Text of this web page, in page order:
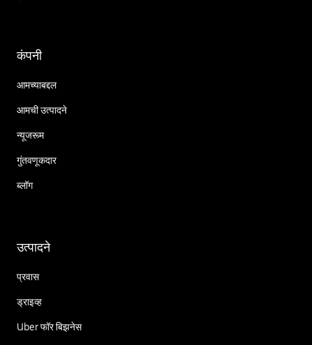
कंपनी
आमच्याबद्दल
आमची उत्पादने
न्यूजरूम
गुंतवणूकदार
ब्लॉग
उत्पादने
प्रवास
ड्राइव्ह
Uber फॉर बिझनेस